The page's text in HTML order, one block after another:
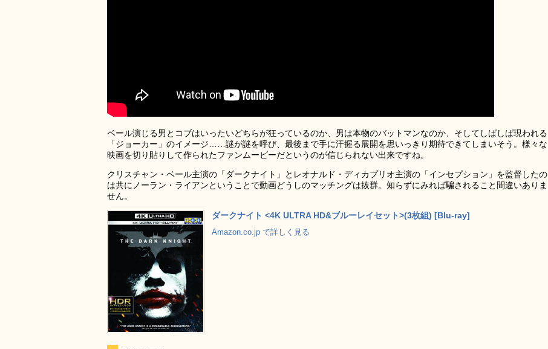
ベール演じる男とコブはいったいどちらが狂っているのか、男は本物のバットマンなのか、そしてしばしば現われる
「ジョーカー」のイメージ……謎が謎を呼び、最後まで手に汗握る展開を思いっきり期待できてしまいそう。様々な
映画を切り貼りして作られたファンムービーだというのが信じられない出来ですね。
クリスチャン・ベール主演の「ダークナイト」とレオナルド・ディカプリオ主演の「インセプション」を監督したの
は共にノーラン・ライアンということで動画どうしのマッチングは抜群。知らずにみれば騙されること間違いありま
せん。
ダークナイト <4K ULTRA HD&ブルーレイセット>(3枚組) [Blu-ray]
Amazon.co.jp で詳しく見る